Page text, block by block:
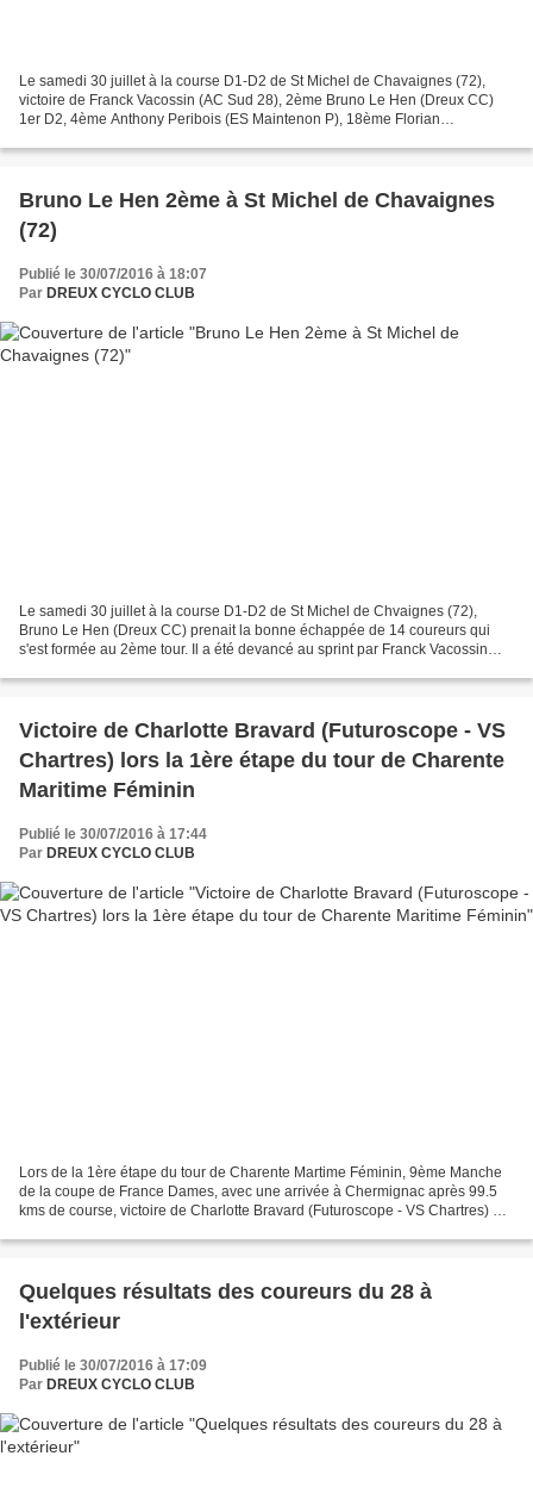
Le samedi 30 juillet à la course D1-D2 de St Michel de Chavaignes (72),
victoire de Franck Vacossin (AC Sud 28), 2ème Bruno Le Hen (Dreux CC)
1er D2, 4ème Anthony Peribois (ES Maintenon P), 18ème Florian
Bruno Le Hen 2ème à St Michel de Chavaignes
(72)
Publié le 30/07/2016 à 18:07
Par DREUX CYCLO CLUB
Le samedi 30 juillet à la course D1-D2 de St Michel de Chvaignes (72),
Bruno Le Hen (Dreux CC) prenait la bonne échappée de 14 coureurs qui
s'est formée au 2ème tour. Il a été devancé au sprint par Franck Vacossin
Victoire de Charlotte Bravard (Futuroscope - VS
Chartres) lors la 1ère étape du tour de Charente
Maritime Féminin
Publié le 30/07/2016 à 17:44
Par DREUX CYCLO CLUB
Lors de la 1ère étape du tour de Charente Martime Féminin, 9ème Manche
de la coupe de France Dames, avec une arrivée à Chermignac après 99.5
kms de course, victoire de Charlotte Bravard (Futuroscope - VS Chartres) en
Quelques résultats des coureurs du 28 à
l'extérieur
Publié le 30/07/2016 à 17:09
Par DREUX CYCLO CLUB